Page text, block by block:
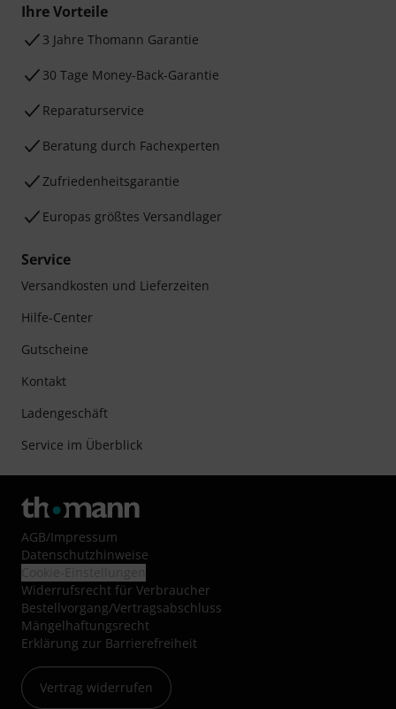
Ihre Vorteile
3 Jahre Thomann Garantie
30 Tage Money-Back-Garantie
Reparaturservice
Beratung durch Fachexperten
Zufriedenheitsgarantie
Europas größtes Versandlager
Service
Versandkosten und Lieferzeiten
Hilfe-Center
Gutscheine
Kontakt
Ladengeschäft
Service im Überblick
AGB/Impressum
Datenschutzhinweise
Widerrufsrecht für Verbraucher
Bestellvorgang/Vertragsabschluss
Mängelhaftungsrecht
Erklärung zur Barrierefreiheit
Vertrag widerrufen